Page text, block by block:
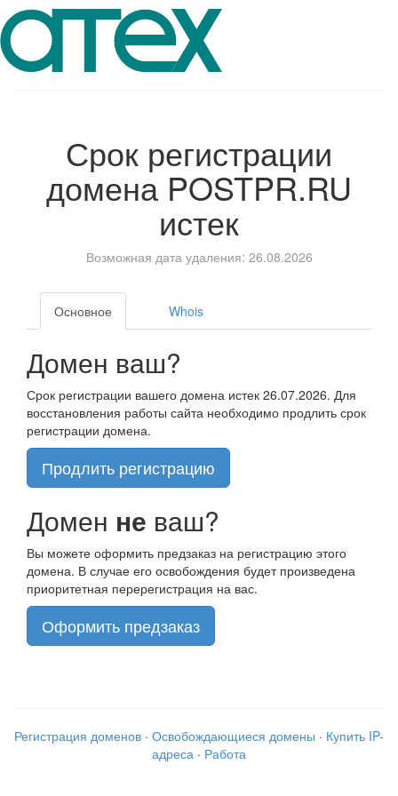
Срок регистрации
домена POSTPR.RU
истек
Возможная дата удаления: 26.08.2026
Основное Whois
Домен ваш?
Срок регистрации вашего домена истек 26.07.2026. Для
восстановления работы сайта необходимо продлить срок
регистрации домена.
Продлить регистрацию
Домен не ваш?
Вы можете оформить предзаказ на регистрацию этого
домена. В случае его освобождения будет произведена
приоритетная перерегистрация на вас.
Оформить предзаказ
Регистрация доменов · Освобождающиеся домены · Купить IP-
адреса · Работа